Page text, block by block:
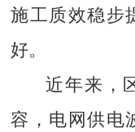
施工质效稳步
好。
近年来，
容，电网供电